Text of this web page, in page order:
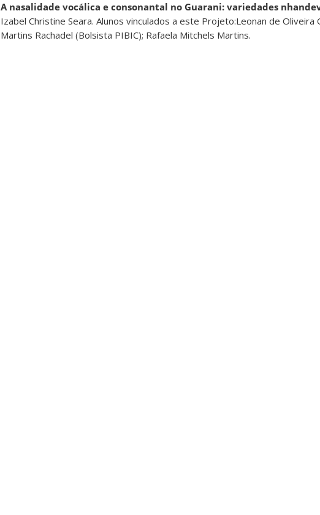
A nasalidade vocálica e consonantal no Guarani: variedades
Izabel Christine Seara. Alunos vinculados a este Projeto:Leonan de
Martins Rachadel (Bolsista PIBIC); Rafaela Mitchels Martins.